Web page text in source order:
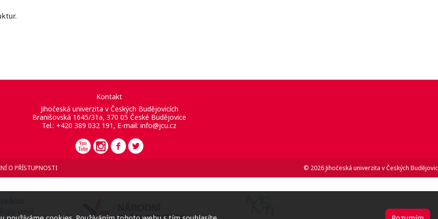
Kontakt
Jihočeská univerzita v Českých Budějovicích
Branišovská 1645/31a, 370 05 České Budějovice
Tel.: +420 389 032 191, E-mail: info@jcu.cz
O PŘÍSTUPNOSTI © 2026 Jihočeská univerzita v Českých